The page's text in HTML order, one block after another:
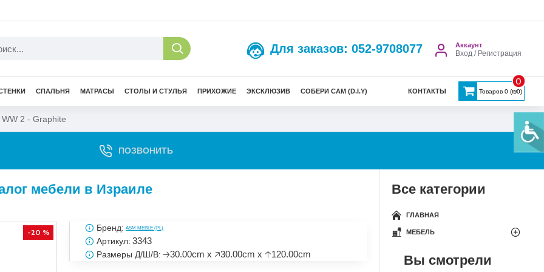
Для заказов: 052-9708077 Аккаунт
Вход / Регистрация
СПАЛЬНЯ МАТРАСЫ СТОЛЫ И СТУЛЬЯ ПРИХОЖИЕ ЭКСКЛЮЗИВ СОБЕРИ САМ (D.I.Y) КОНТАКТЫ Товаров 0 (₪0)
0
2 - Graphite
ПОЗВОНИТЬ
мебели в Израиле
-20 % Бренд: ASM MEBLE (PL)
Артикул: 3343
Размеры Д/Ш/В: 🡢30.00cm x 🡥30.00cm x 🡡120.00cm
Все категории
ГЛАВНАЯ
МЕБЕЛЬ
Вы смотрели